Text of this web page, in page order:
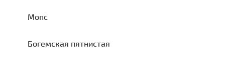
Мопс
Богемская пятнистая